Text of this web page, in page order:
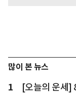
많이 본 뉴스
1 [오늘의 운세]